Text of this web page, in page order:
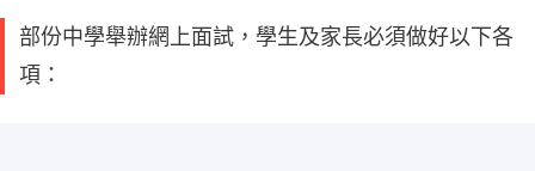
部份中學舉辦網上面試，學生及家長必須做好以下各
項：